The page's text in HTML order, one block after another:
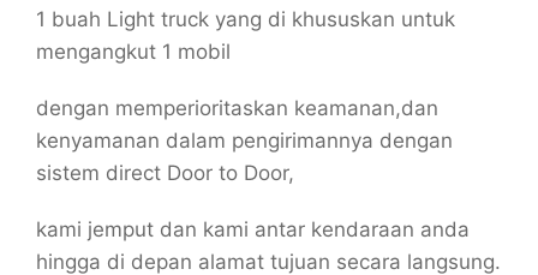
1 buah Light truck yang di khususkan untuk
mengangkut 1 mobil
dengan memperioritaskan keamanan,dan
kenyamanan dalam pengirimannya dengan
sistem direct Door to Door,
kami jemput dan kami antar kendaraan anda
hingga di depan alamat tujuan secara langsung.